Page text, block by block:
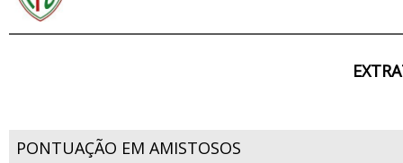
PONTUAÇÃO EM AMISTOSOS